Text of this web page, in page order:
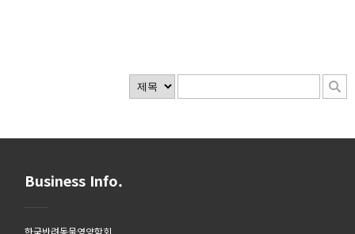
Business Info.
한국반려동물영양학회